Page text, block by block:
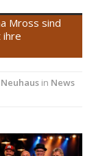
erscheint
Mross sind
ihre
in News